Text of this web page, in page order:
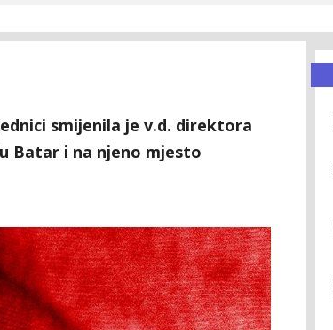
smijenila je v.d. direktora
Batar i na njeno mjesto